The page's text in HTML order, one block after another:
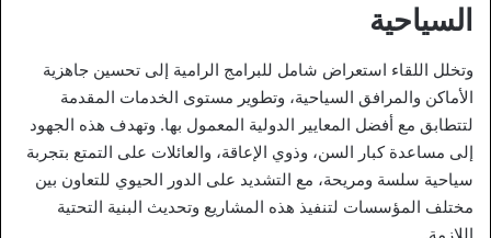
السياحية
وتخلل اللقاء استعراض شامل للبرامج الرامية إلى تحسين جاهزية
الأماكن والمرافق السياحية، وتطوير مستوى الخدمات المقدمة
لتتطابق مع أفضل المعايير الدولية المعمول بها. وتهدف هذه الجهود
إلى مساعدة كبار السن، وذوي الإعاقة، والعائلات على التمتع بتجربة
سياحية سلسة ومريحة، مع التشديد على الدور الحيوي للتعاون بين
مختلف المؤسسات لتنفيذ هذه المشاريع وتحديث البنية التحتية
اللازمة.